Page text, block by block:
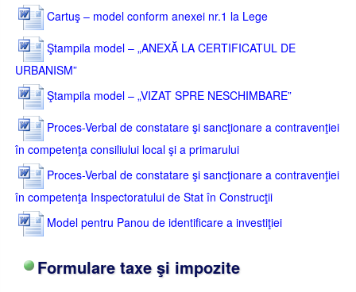
Cartuş – model conform anexei nr.1 la Lege
Ştampila model – „ANEXĂ LA CERTIFICATUL DE
URBANISM”
Ştampila model – „VIZAT SPRE NESCHIMBARE”
Proces-Verbal de constatare şi sancţionare a contravenţiei
în competenţa consiliului local şi a primarului
Proces-Verbal de constatare şi sancţionare a contravenţiei
în competenţa Inspectoratului de Stat în Construcţii
Model pentru Panou de identificare a investiţiei
Formulare taxe şi impozite